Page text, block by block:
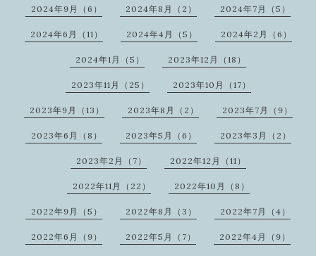
2024年9月（6） 2024年8月（2） 2024年7月（5）
2024年6月（11） 2024年4月（5） 2024年2月（6）
2024年1月（5） 2023年12月（18）
2023年11月（25） 2023年10月（17）
2023年9月（13） 2023年8月（2） 2023年7月（9）
2023年6月（8） 2023年5月（6） 2023年3月（2）
2023年2月（7） 2022年12月（11）
2022年11月（22） 2022年10月（8）
2022年9月（5） 2022年8月（3） 2022年7月（4）
2022年6月（9） 2022年5月（7） 2022年4月（9）